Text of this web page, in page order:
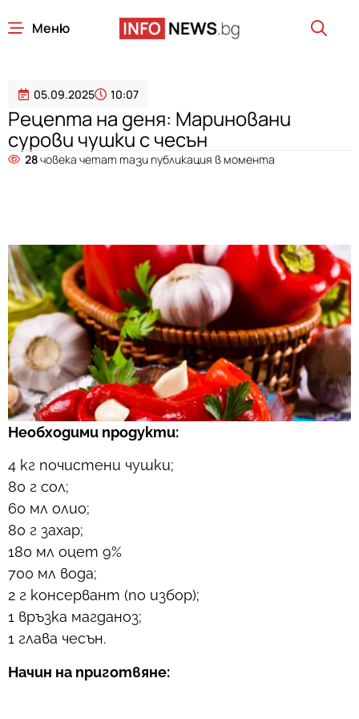
Меню
05.09.2025 10:07
Рецепта на деня: Мариновани
сурови чушки с чесън
28човека четат тази публикация в момента
Необходими продукти:
4 кг почистени чушки;
80 г сол;
60 мл олио;
80 г захар;
180 мл оцет 9%
700 мл вода;
2 г консервант (по избор);
1 връзка магданоз;
1 глава чесън.
Начин на приготвяне: